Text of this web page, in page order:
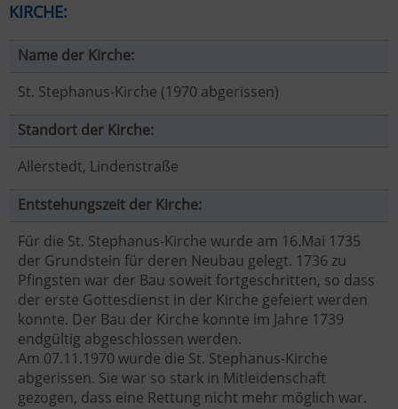
KIRCHE:
Name der Kirche:
St. Stephanus-Kirche (1970 abgerissen)
Standort der Kirche:
Allerstedt, Lindenstraße
Entstehungszeit der Kirche:
Für die St. Stephanus-Kirche wurde am 16.Mai 1735
der Grundstein für deren Neubau gelegt. 1736 zu
Pfingsten war der Bau soweit fortgeschritten, so dass
der erste Gottesdienst in der Kirche gefeiert werden
konnte. Der Bau der Kirche konnte im Jahre 1739
endgültig abgeschlossen werden.
Am 07.11.1970 wurde die St. Stephanus-Kirche
abgerissen. Sie war so stark in Mitleidenschaft
gezogen, dass eine Rettung nicht mehr möglich war.